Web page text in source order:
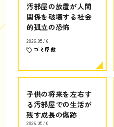
汚部屋の放置が人間
関係を破壊する社会
的孤立の恐怖
2026.05.16
ゴミ屋敷
子供の将来を左右す
る汚部屋での生活が
残す成長の傷跡
2026.05.10